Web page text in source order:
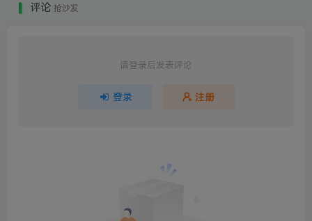
评论 抢沙发
请登录后发表评论
登录 注册